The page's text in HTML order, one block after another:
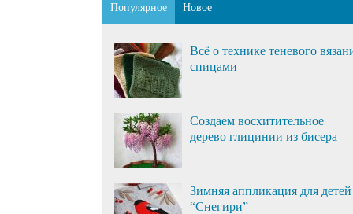
Популярное Новое
Всё о технике теневого
спицами
Создаем восхитительное
дерево глицинии из бисера
Зимняя аппликация для детей
“Снегири”